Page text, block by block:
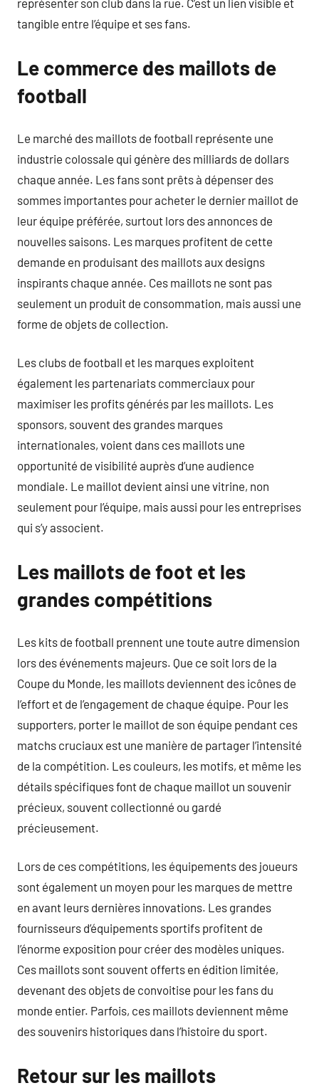
représenter son club dans la rue. C’est un lien visible et
tangible entre l’équipe et ses fans.
Le commerce des maillots de
football
Le marché des maillots de football représente une
industrie colossale qui génère des milliards de dollars
chaque année. Les fans sont prêts à dépenser des
sommes importantes pour acheter le dernier maillot de
leur équipe préférée, surtout lors des annonces de
nouvelles saisons. Les marques profitent de cette
demande en produisant des maillots aux designs
inspirants chaque année. Ces maillots ne sont pas
seulement un produit de consommation, mais aussi une
forme de objets de collection.
Les clubs de football et les marques exploitent
également les partenariats commerciaux pour
maximiser les profits générés par les maillots. Les
sponsors, souvent des grandes marques
internationales, voient dans ces maillots une
opportunité de visibilité auprès d’une audience
mondiale. Le maillot devient ainsi une vitrine, non
seulement pour l’équipe, mais aussi pour les entreprises
qui s’y associent.
Les maillots de foot et les
grandes compétitions
Les kits de football prennent une toute autre dimension
lors des événements majeurs. Que ce soit lors de la
Coupe du Monde, les maillots deviennent des icônes de
l’effort et de l’engagement de chaque équipe. Pour les
supporters, porter le maillot de son équipe pendant ces
matchs cruciaux est une manière de partager l’intensité
de la compétition. Les couleurs, les motifs, et même les
détails spécifiques font de chaque maillot un souvenir
précieux, souvent collectionné ou gardé
précieusement.
Lors de ces compétitions, les équipements des joueurs
sont également un moyen pour les marques de mettre
en avant leurs dernières innovations. Les grandes
fournisseurs d’équipements sportifs profitent de
l’énorme exposition pour créer des modèles uniques.
Ces maillots sont souvent offerts en édition limitée,
devenant des objets de convoitise pour les fans du
monde entier. Parfois, ces maillots deviennent même
des souvenirs historiques dans l’histoire du sport.
Retour sur les maillots